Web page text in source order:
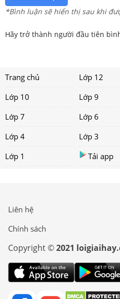
*Bình luận sẽ hiển thị sau khi
Hãy trở thành người đầu tiên
Trang chủ Lớp 12
Lớp 10
Lớp 9
Lớp 7
Lớp 6
Lớp 4
Lớp 3
Lớp 1
Tải app
Liên hệ
Chính sách
Copyright ©2021